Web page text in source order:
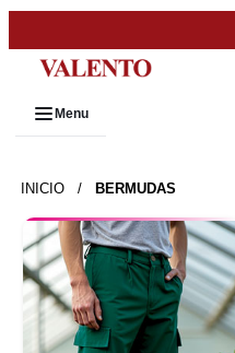
Menu
INICIO / BERMUDAS